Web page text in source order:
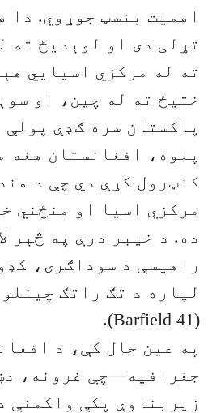
اهمیت بنسټ جوړوي. دا
تړلی دی او لوېدیځ ته
ته له مرکزي اسیايي
ختیځ ته له چین، او
پاکستان سره ګډې
پلوه، افغانستان هغه
کنټرول کړې دي چې د
مرکزي اسیا او منځني
ده. د خیبر درې په څېر
راهیسې د سوداګرۍ،
لپاره د تګ راتګ
(Barfield 41).
په عین حال کې، د
جغرافیه—چې غرونه،
زیربناوې پکې واکمنې